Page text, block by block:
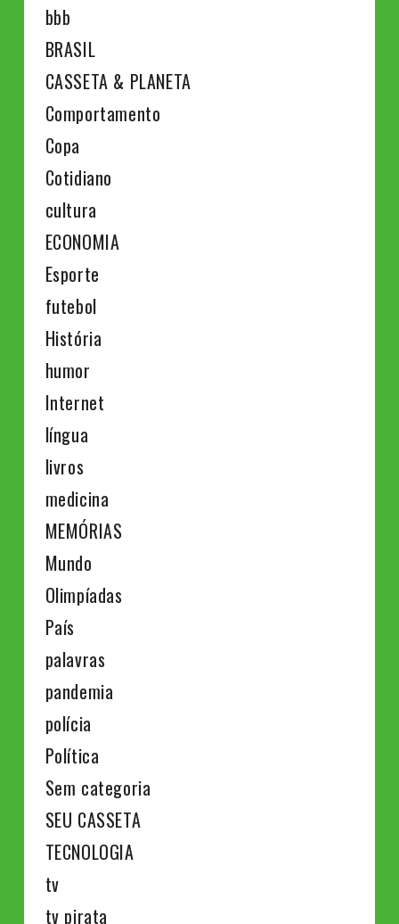
bbb
BRASIL
CASSETA & PLANETA
Comportamento
Copa
Cotidiano
cultura
ECONOMIA
Esporte
futebol
História
humor
Internet
língua
livros
medicina
MEMÓRIAS
Mundo
Olimpíadas
País
palavras
pandemia
polícia
Política
Sem categoria
SEU CASSETA
TECNOLOGIA
tv
tv pirata